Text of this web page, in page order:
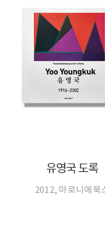
유영국 도록
2012, 마로니에북